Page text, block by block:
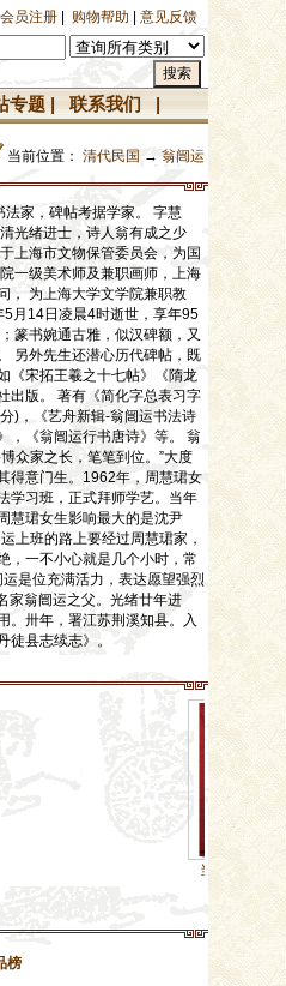
会员注册 购物帮助 意见反馈
专题 联系我们
当前位置： 清代民国 → 翁闿运
家，碑帖考据学家。 字慧
光绪进士，诗人翁有成之少
上海市文物保管委员会，为国
一级美术师及兼职画师，上海
， 为上海大学文学院兼职教
月14日凌晨4时逝世，享年95
篆书婉通古雅，似汉碑额，又
另外先生还潜心历代碑帖，既
《宋拓王羲之十七帖》《隋龙
出版。 著有《简化字总表习字
)，《艺舟新辑-翁闿运书法诗
，《翁闿运行书唐诗》等。 翁
众家之长，笔笔到位。”大度
得意门生。1962年，周慧珺女
学习班，正式拜师学艺。当年
慧珺女生影响最大的是沈尹
上班的路上要经过周慧珺家，
，一不小心就是几个小时，常
是位充满活力，表达愿望强烈
家翁闿运之父。光绪廿年进
。卅年，署江苏荆溪知县。入
徒县志续志》。
当代著名书法家，碑帖
榜